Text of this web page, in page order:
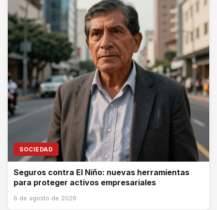
SOCIEDAD
Seguros contra El Niño: nuevas herramientas
para proteger activos empresariales
6 de agosto de 2026